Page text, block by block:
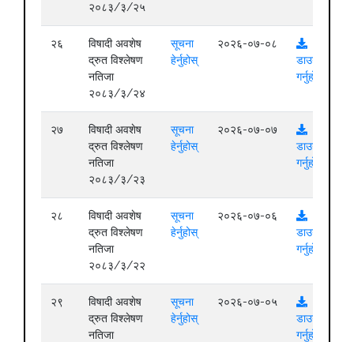
२०८३/३/२५
२६
विषादी अवशेष
द्रुत विश्लेषण
नतिजा
२०८३/३/२४
सूचना
हेर्नुहोस्
२०२६-०७-०८
डाउनलोड
गर्नुहोस्
२७
विषादी अवशेष
द्रुत विश्लेषण
नतिजा
२०८३/३/२३
सूचना
हेर्नुहोस्
२०२६-०७-०७
डाउनलोड
गर्नुहोस्
२८
विषादी अवशेष
द्रुत विश्लेषण
नतिजा
२०८३/३/२२
सूचना
हेर्नुहोस्
२०२६-०७-०६
डाउनलोड
गर्नुहोस्
२९
विषादी अवशेष
द्रुत विश्लेषण
नतिजा
सूचना
हेर्नुहोस्
२०२६-०७-०५
डाउनलोड
गर्नुहोस्